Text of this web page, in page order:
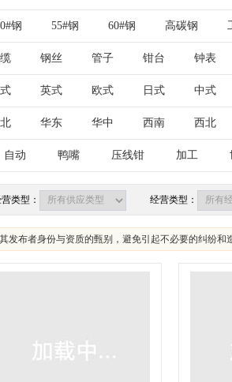
钢 55#钢 60#钢 高碳钢
钢丝 管子 钳台 钟表
英式 欧式 日式 中式
华东 华中 西南 西北
龙江 内蒙古 江苏 山东
云南 西藏 陕西 甘肃
自动 鸭嘴 压线钳 加工
类型： 经营类型：
发布者身份与资质的甄别，避免引起不必要的纠纷和